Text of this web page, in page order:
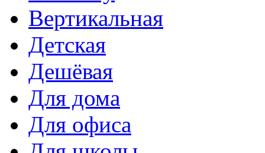
Вертикальная
Детская
Дешёвая
Для дома
Для офиса